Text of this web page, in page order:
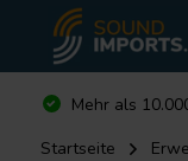
Mehr als
Startseite